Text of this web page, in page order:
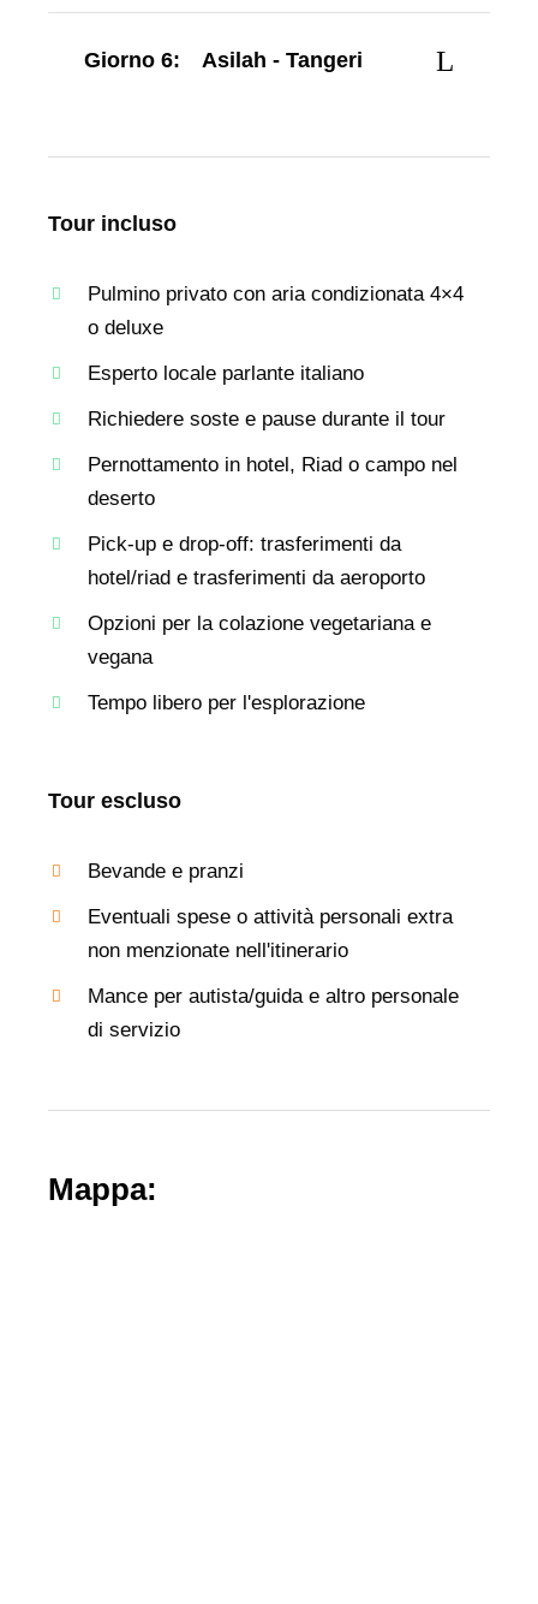
Giorno 6: Asilah - Tangeri
Tour incluso
Pulmino privato con aria condizionata 4×4
o deluxe
Esperto locale parlante italiano
Richiedere soste e pause durante il tour
Pernottamento in hotel, Riad o campo nel
deserto
Pick-up e drop-off: trasferimenti da
hotel/riad e trasferimenti da aeroporto
Opzioni per la colazione vegetariana e
vegana
Tempo libero per l'esplorazione
Tour escluso
Bevande e pranzi
Eventuali spese o attività personali extra
non menzionate nell'itinerario
Mance per autista/guida e altro personale
di servizio
Mappa: